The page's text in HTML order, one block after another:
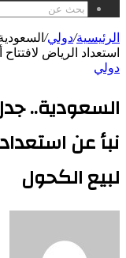
عشوائي
الرئيسية/دولي/
استعداد الرياض
دولي
السعودية..
نبأ عن
لبيع الكحول